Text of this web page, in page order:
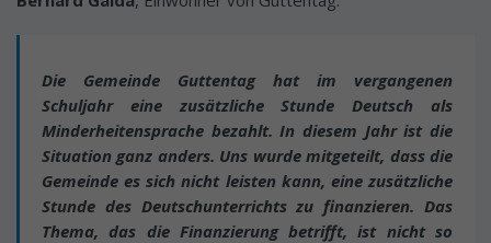
Die Gemeinde Guttentag hat im vergangenen
Schuljahr eine zusätzliche Stunde Deutsch als
Minderheitensprache bezahlt. In diesem Jahr ist die
Situation ganz anders. Uns wurde mitgeteilt, dass die
Gemeinde es sich nicht leisten kann, eine zusätzliche
Stunde des Deutschunterrichts zu finanzieren. Das
Thema, das die Finanzierung betrifft, ist nicht so